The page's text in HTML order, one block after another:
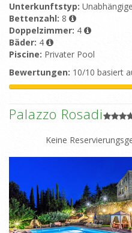
Unterkunftstyp:
Bettenzahl: 8
Doppelzimmer: 4
Bäder: 4
Piscine: Privater Pool
Bewertungen: 10/10 basiert
Palazzo Rosadi
Keine